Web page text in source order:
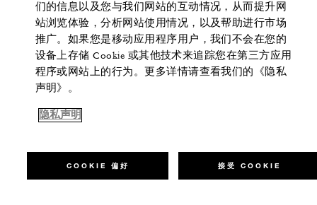
们的信息以及您与我们网站的互动情况，从而提升网
站浏览体验，分析网站使用情况，以及帮助进行市场
推广。如果您是移动应用程序用户，我们不会在您的
设备上存储 Cookie 或其他技术来追踪您在第三方应用
程序或网站上的行为。更多详情请查看我们的《隐私
声明》。
隐私声明
COOKIE 偏好 接受 COOKIE